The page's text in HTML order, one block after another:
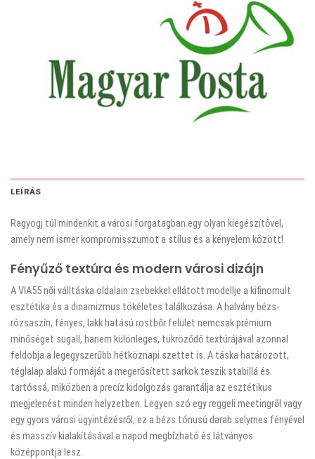
LEÍRÁS
Ragyogj túl mindenkit a városi forgatagban egy olyan kiegészítővel,
amely nem ismer kompromisszumot a stílus és a kényelem között!
Fényűző textúra és modern városi dizájn
A VIA55 női válltáska oldalain zsebekkel ellátott modellje a kifinomult
esztétika és a dinamizmus tökéletes találkozása. A halvány bézs-
rózsaszín, fényes, lakk hatású rostbőr felület nemcsak prémium
minőséget sugall, hanem különleges, tükröződő textúrájával azonnal
feldobja a legegyszerűbb hétköznapi szettet is. A táska határozott,
téglalap alakú formáját a megerősített sarkok teszik stabillá és
tartóssá, miközben a precíz kidolgozás garantálja az esztétikus
megjelenést minden helyzetben. Legyen szó egy reggeli meetingről vagy
egy gyors városi ügyintézésről, ez a bézs tónusú darab selymes fényével
és masszív kialakításával a napod megbízható és látványos
középpontja lesz.